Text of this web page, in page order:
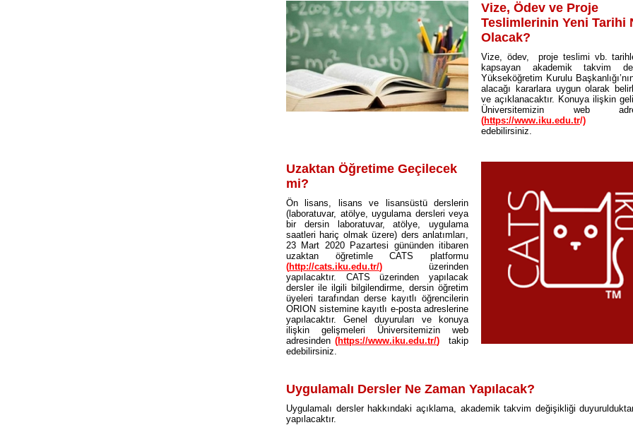
Vize, Ödev ve Proje
Teslimlerinin Yeni Tarihi
Olacak?
Vize, ödev, proje teslimi vb.
kapsayan akademik takvim
Yükseköğretim Kurulu
alacağı kararlara uygun olarak
ve açıklanacaktır. Konuya ilişkin
Üniversitemizin web
(https://www.iku.edu.tr/)
edebilirsiniz.
Uzaktan Öğretime Geçilecek
mi?
Ön lisans, lisans ve lisansüstü derslerin
(laboratuvar, atölye, uygulama dersleri veya
bir dersin laboratuvar, atölye, uygulama
saatleri hariç olmak üzere) ders anlatımları,
23 Mart 2020 Pazartesi gününden itibaren
uzaktan öğretimle CATS platformu
(http://cats.iku.edu.tr/) üzerinden
yapılacaktır. CATS üzerinden yapılacak
dersler ile ilgili bilgilendirme, dersin öğretim
üyeleri tarafından derse kayıtlı öğrencilerin
ORION sistemine kayıtlı e-posta adreslerine
yapılacaktır. Genel duyuruları ve konuya
ilişkin gelişmeleri Üniversitemizin web
adresinden(https://www.iku.edu.tr/) takip
edebilirsiniz.
Uygulamalı Dersler Ne Zaman Yapılacak?
Uygulamalı dersler hakkındaki açıklama, akademik takvim değişikliği
yapılacaktır.